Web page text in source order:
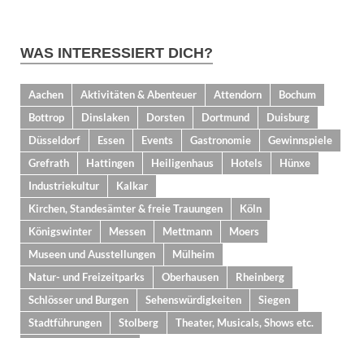
WAS INTERESSIERT DICH?
Aachen Aktivitäten & Abenteuer Attendorn
Bochum
Bottrop
Dinslaken Dorsten Dortmund
Duisburg
Düsseldorf
Essen Events Gastronomie
Gewinnspiele
Grefrath
Hattingen Heiligenhaus Hotels
Hünxe
Industriekultur
Kalkar
Kirchen, Standesämter & freie Trauungen
Köln
Königswinter
Messen Mettmann
Moers
Museen und Ausstellungen
Mülheim
Natur- und Freizeitparks
Oberhausen
Rheinberg
Schlösser und Burgen
Sehenswürdigkeiten
Siegen
Stadtführungen
Stolberg
Theater, Musicals, Shows etc.